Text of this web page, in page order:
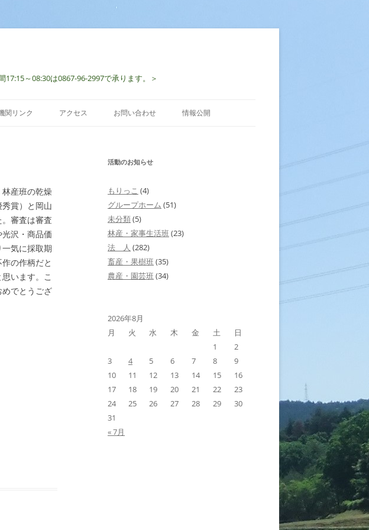
～08:30は0867-96-2997で承ります。＞
関リンク アクセス お問い合わせ 情報公開
産班の乾燥
賞）と岡山
審査は審査
沢・商品価
気に採取期
の作柄だと
います。こ
でとうござ
活動のお知らせ
もりっこ (4)
グループホーム (51)
未分類(5)
林産・家事生活班(23)
法 人 (282)
畜産・果樹班(35)
農産・園芸班(34)
2026年8月
月
火 水 木 金 土
日
1
2
3
4 5 6 7 8
9
10
11 12 13 14 15
16
17
18 19 20 21 22
23
24
25 26 27 28 29
30
31
« 7月